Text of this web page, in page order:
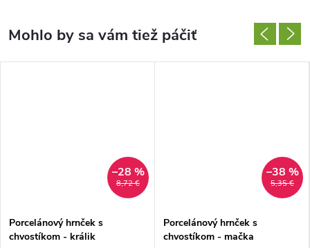
8,72 €
–28 %
Porcelánový hrnček s
chvostíkom - králik
5,35 €
–38 %
Porcelánový hrnček s
chvostíkom - mačka